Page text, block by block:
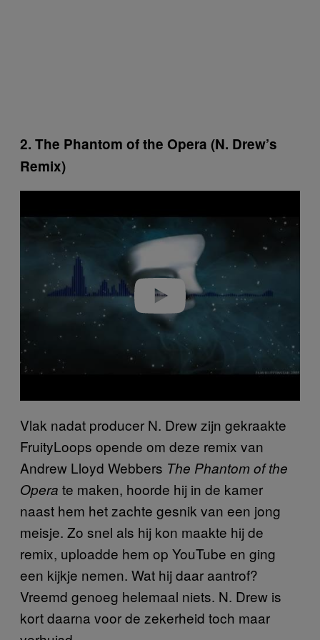
2. The Phantom of the Opera (N. Drew’s
Remix)
o
Vlak nadat producer N. Drew zijn gekraakte
FruityLoops opende om deze remix van
Andrew Lloyd Webbers The Phantom of the
Opera te maken, hoorde hij in de kamer
naast hem het zachte gesnik van een jong
meisje. Zo snel als hij kon maakte hij de
remix, uploadde hem op YouTube en ging
een kijkje nemen. Wat hij daar aantrof?
Vreemd genoeg helemaal niets. N. Drew is
kort daarna voor de zekerheid toch maar